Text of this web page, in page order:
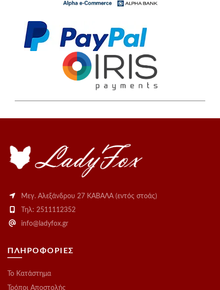
Μεγ. Αλεξάνδρου 27 ΚΑΒΑΛΑ (εντός στοάς)
Τηλ: 2511112352
info@ladyfox.gr
ΠΛΗΡΟΦΟΡΙΕΣ
Το Kατάστημα
Τρόποι Αποστολής